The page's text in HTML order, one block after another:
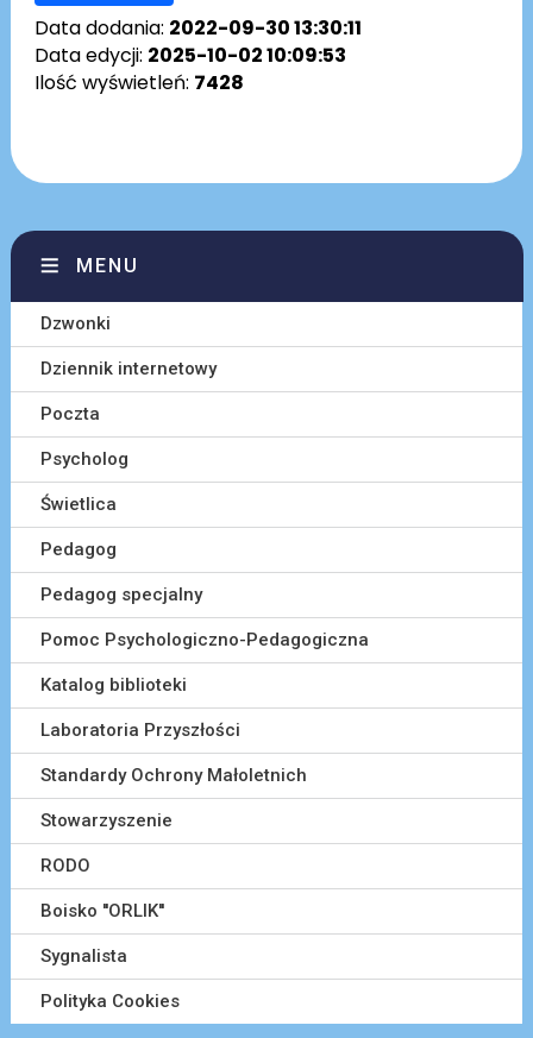
Data dodania: 2022-09-30 13:30:11
Data edycji: 2025-10-02 10:09:53
Ilość wyświetleń: 7428
MENU
Dzwonki
Dziennik internetowy
Poczta
Psycholog
Świetlica
Pedagog
Pedagog specjalny
Pomoc Psychologiczno-Pedagogiczna
Katalog biblioteki
Laboratoria Przyszłości
Standardy Ochrony Małoletnich
Stowarzyszenie
RODO
Boisko ''ORLIK''
Sygnalista
Polityka Cookies